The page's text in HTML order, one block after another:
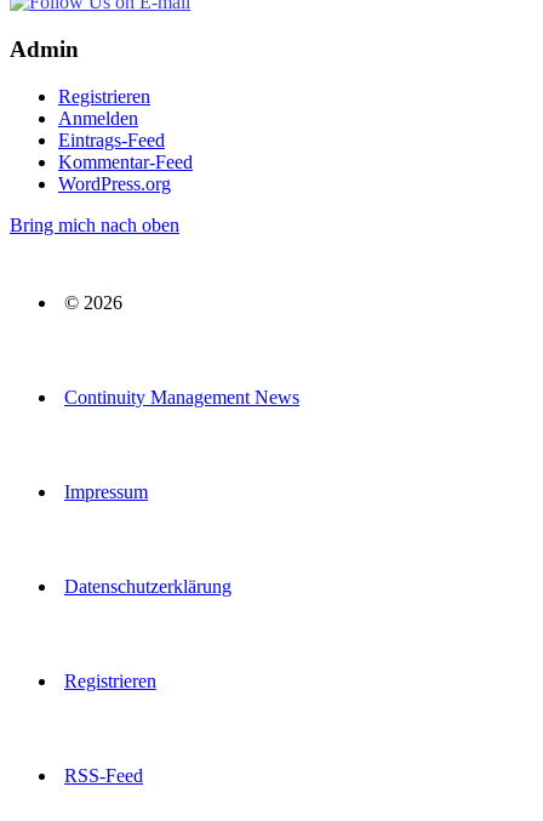
Admin
Registrieren
Anmelden
Eintrags-Feed
Kommentar-Feed
WordPress.org
Bring mich nach oben
© 2026
Continuity Management News
Impressum
Datenschutzerklärung
Registrieren
RSS-Feed